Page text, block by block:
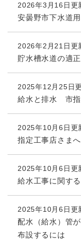
2026年3月16日更
安曇野市下水道
2026年2月21日更
貯水槽水道の適
2025年12月25日
給水と排水 市指
2025年10月6日更
指定工事店さま
2025年10月6日更
給水工事に関す
2025年10月6日更
配水（給水）管
布設するには